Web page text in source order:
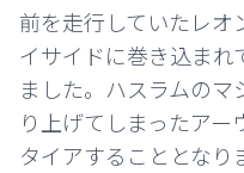
前を走行していたレオ
イサイドに巻き込まれ
ました。ハスラムの
り上げてしまったアー
タイアすることとなり